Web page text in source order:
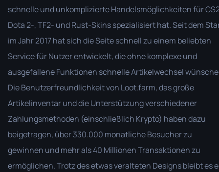
schnelle und unkomplizierte Handelsmöglichkeiten für
Dota 2-, TF2- und Rust-Skins spezialisiert hat. Seit dem
im Jahr 2017 hat sich die Seite schnell zu einem beliebten
Service für Nutzer entwickelt, die ohne komplexe und
ausgefallene Funktionen schnelle Artikelwechsel
Die Benutzerfreundlichkeit von Loot.farm, das große
Artikelinventar und die Unterstützung verschiedener
Zahlungsmethoden (einschließlich Krypto) haben dazu
beigetragen, über 330.000 monatliche Besucher zu
gewinnen und mehr als 40 Millionen Transaktionen zu
ermöglichen. Trotz des etwas veralteten Designs bleibt es